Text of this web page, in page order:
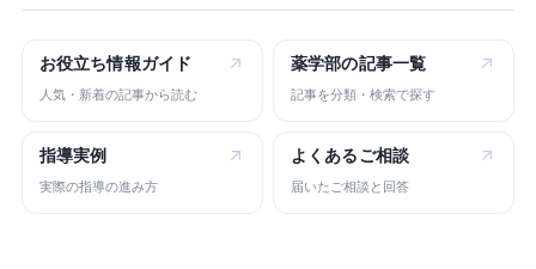
お役立ち情報ガイド
人気・新着の記事から読む
薬学部の記事一覧
記事を分類・検索で探す
指導実例
実際の指導の進み方
よくある ご相談
届いたご相談と回答